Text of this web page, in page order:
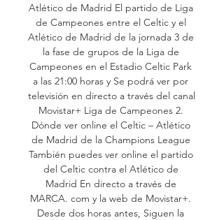
Atlético de Madrid El partido de Liga
de Campeones entre el Celtic y el
Atlético de Madrid de la jornada 3 de
la fase de grupos de la Liga de
Campeones en el Estadio Celtic Park
a las 21:00 horas y Se podrá ver por
televisión en directo a través del canal
Movistar+ Liga de Campeones 2.
Dónde ver online el Celtic – Atlético
de Madrid de la Champions League
También puedes ver online el partido
del Celtic contra el Atlético de
Madrid En directo a través de
MARCA. com y la web de Movistar+.
Desde dos horas antes, Siguen la